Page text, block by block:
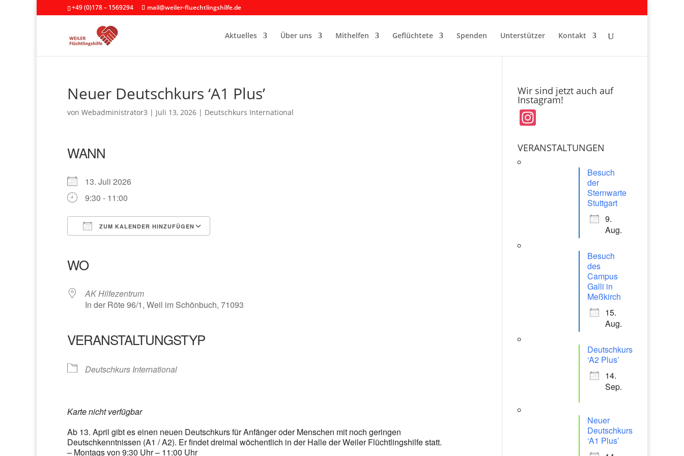
+49 (0)178 – 1569294 mail@weiler-fluechtlingshilfe.de
Aktuelles Über uns Mithelfen Geflüchtete Spenden Unterstützer Kontakt
Neuer Deutschkurs ‘A1 Plus’
von Webadministrator3 | Juli 13, 2026 | Deutschkurs International
WANN
13. Juli 2026
9:30 - 11:00
ZUM KALENDER HINZUFÜGEN
WO
AK Hilfezentrum
In der Röte 96/1, Weil im Schönbuch, 71093
VERANSTALTUNGSTYP
Deutschkurs International
Karte nicht verfügbar
Ab 13. April gibt es einen neuen Deutschkurs für Anfänger oder Menschen mit noch geringen
Deutschkenntnissen (A1 / A2). Er findet dreimal wöchentlich in der Halle der Weiler Flüchtlingshilfe statt.
– Montags von 9:30 Uhr – 11:00 Uhr
Wir sind jetzt auch auf
Instagram!
In
a
VERANSTALTUNGEN
Besuch
der
Sternwarte
Stuttgart
9.
Aug.
Besuch
des
Campus
Galli in
Meßkirch
15.
Aug.
Deutschkurs
‘A2 Plus’
14.
Sep.
Neuer
Deutschkurs
‘A1 Plus’